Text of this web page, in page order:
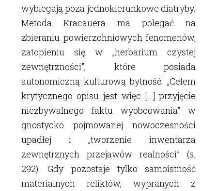
wybiegają poza jednokierunkowe diatryby.
Metoda Kracauera ma polegać na
zbieraniu powierzchniowych fenomenów,
zatopieniu się w „herbarium czystej
zewnętrzności”, które posiada
autonomiczną kulturową bytność. „Celem
krytycznego opisu jest więc […] przyjęcie
niezbywalnego faktu wyobcowania” w
gnostycko pojmowanej nowoczesności
upadłej i „tworzenie inwentarza
zewnętrznych przejawów realności” (s.
292). Gdy pozostaje tylko samoistność
materialnych reliktów, wypranych z